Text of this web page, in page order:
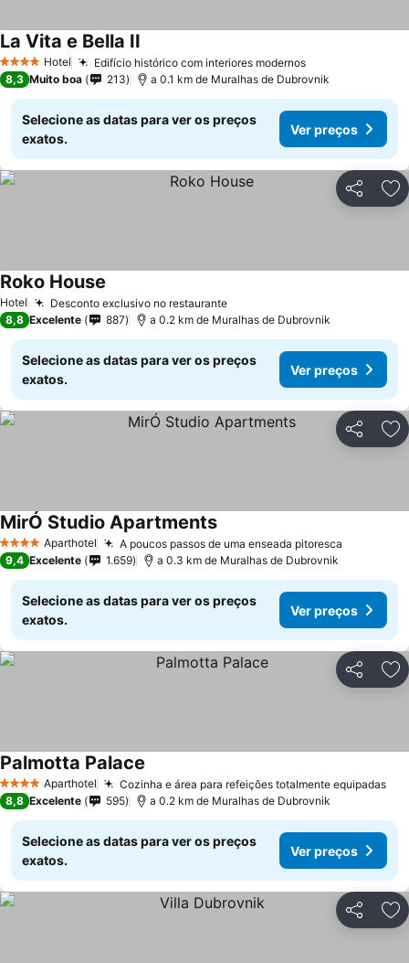
4 EstrelasHotel Edifício histórico com interiores modernos
La Vita e Bella II
8,3 Muito boa 213 a 0.1 km de Muralhas de Dubrovnik
Selecione as datas para ver os preços
exatos.
Ver preços
Partilhar
Hotel Desconto exclusivo no restaurante
Roko House
8,8 Excelente 887 a 0.2 km de Muralhas de Dubrovnik
Selecione as datas para ver os preços
exatos.
Ver preços
Partilhar
4 EstrelasAparthotel A poucos passos de uma enseada pitoresca
MirÓ Studio Apartments
9,4 Excelente 1.659 a 0.3 km de Muralhas de Dubrovnik
Selecione as datas para ver os preços
exatos.
Ver preços
Partilhar
4 EstrelasAparthotel Cozinha e área para refeições totalmente equipadas
Palmotta Palace
8,8 Excelente 595 a 0.2 km de Muralhas de Dubrovnik
Selecione as datas para ver os preços
exatos.
Ver preços
Partilhar